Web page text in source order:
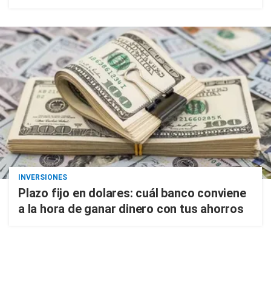
INVERSIONES
Plazo fijo en dolares: cuál banco conviene
a la hora de ganar dinero con tus ahorros